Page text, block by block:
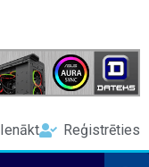
Ienākt Reģistrēties